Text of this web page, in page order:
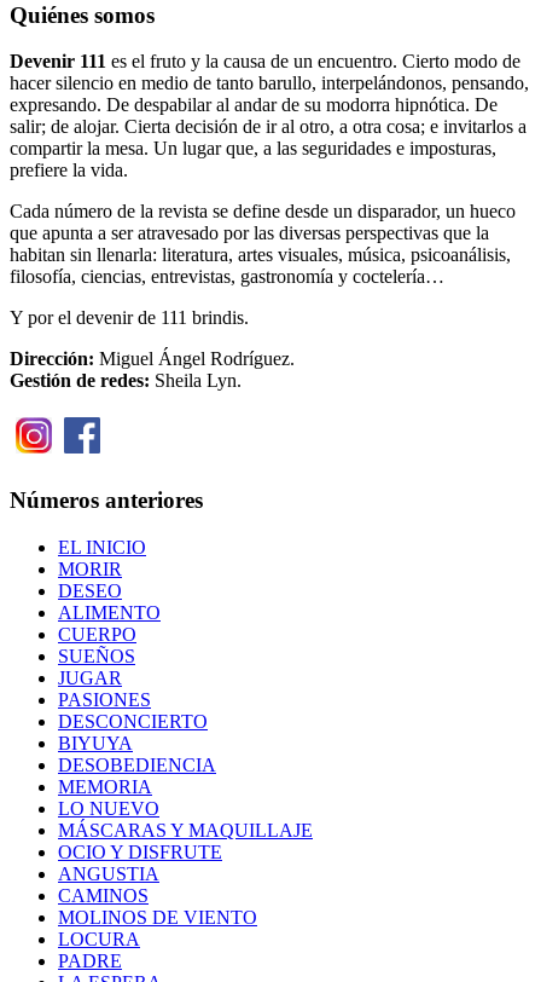
Quiénes somos
Devenir 111 es el fruto y la causa de un encuentro. Cierto modo de
hacer silencio en medio de tanto barullo, interpelándonos, pensando,
expresando. De despabilar al andar de su modorra hipnótica. De
salir; de alojar. Cierta decisión de ir al otro, a otra cosa; e invitarlos a
compartir la mesa. Un lugar que, a las seguridades e imposturas,
prefiere la vida.
Cada número de la revista se define desde un disparador, un hueco
que apunta a ser atravesado por las diversas perspectivas que la
habitan sin llenarla: literatura, artes visuales, música, psicoanálisis,
filosofía, ciencias, entrevistas, gastronomía y coctelería…
Y por el devenir de 111 brindis.
Dirección: Miguel Ángel Rodríguez.
Gestión de redes: Sheila Lyn.
Números anteriores
EL INICIO
MORIR
DESEO
ALIMENTO
CUERPO
SUEÑOS
JUGAR
PASIONES
DESCONCIERTO
BIYUYA
DESOBEDIENCIA
MEMORIA
LO NUEVO
MÁSCARAS Y MAQUILLAJE
OCIO Y DISFRUTE
ANGUSTIA
CAMINOS
MOLINOS DE VIENTO
LOCURA
PADRE